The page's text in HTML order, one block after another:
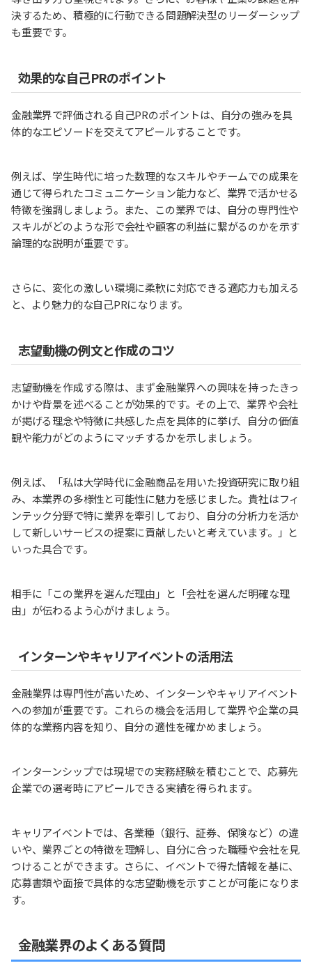
決するため、積極的に行動できる問題解決型のリーダーシップ
も重要です。
効果的な自己PRのポイント
金融業界で評価される自己PRのポイントは、自分の強みを具
体的なエピソードを交えてアピールすることです。
例えば、学生時代に培った数理的なスキルやチームでの成果を
通じて得られたコミュニケーション能力など、業界で活かせる
特徴を強調しましょう。また、この業界では、自分の専門性や
スキルがどのような形で会社や顧客の利益に繋がるのかを示す
論理的な説明が重要です。
さらに、変化の激しい環境に柔軟に対応できる適応力も加える
と、より魅力的な自己PRになります。
志望動機の例文と作成のコツ
志望動機を作成する際は、まず金融業界への興味を持ったきっ
かけや背景を述べることが効果的です。その上で、業界や会社
が掲げる理念や特徴に共感した点を具体的に挙げ、自分の価値
観や能力がどのようにマッチするかを示しましょう。
例えば、「私は大学時代に金融商品を用いた投資研究に取り組
み、本業界の多様性と可能性に魅力を感じました。貴社はフィ
ンテック分野で特に業界を牽引しており、自分の分析力を活か
して新しいサービスの提案に貢献したいと考えています。」と
いった具合です。
相手に「この業界を選んだ理由」と「会社を選んだ明確な理
由」が伝わるよう心がけましょう。
インターンやキャリアイベントの活用法
金融業界は専門性が高いため、インターンやキャリアイベント
への参加が重要です。これらの機会を活用して業界や企業の具
体的な業務内容を知り、自分の適性を確かめましょう。
インターンシップでは現場での実務経験を積むことで、応募先
企業での選考時にアピールできる実績を得られます。
キャリアイベントでは、各業種（銀行、証券、保険など）の違
いや、業界ごとの特徴を理解し、自分に合った職種や会社を見
つけることができます。さらに、イベントで得た情報を基に、
応募書類や面接で具体的な志望動機を示すことが可能になりま
す。
金融業界のよくある質問